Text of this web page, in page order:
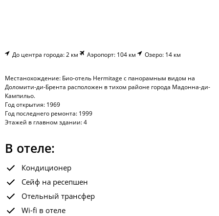
До центра города: 2 км Аэропорт: 104 км Озеро: 14 км
Местанохождение: Био-отель Hermitage с панорамным видом на
Доломити-ди-Брента расположен в тихом районе города Мадонна-ди-
Кампильо.
Год открытия: 1969
Год последнего ремонта: 1999
Этажей в главном здании: 4
В отеле:
Кондиционер
Сейф на ресепшен
Отельный трансфер
Wi-fi в отеле